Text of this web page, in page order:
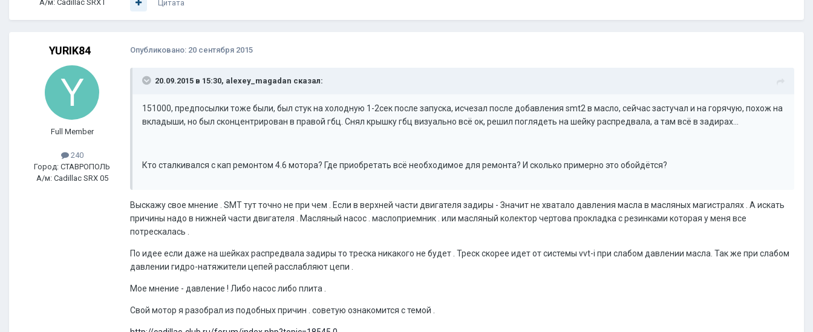
А/м: Cadillac SRX I
Цитата
YURIK84
Full Member
240
Город: СТАВРОПОЛЬ
А/м: Cadillac SRX 05
Опубликовано: 20 сентября 2015
20.09.2015 в 15:30, alexey_magadan сказал:
151000, предпосылки тоже были, был стук на холодную 1-2сек после запуска, исчезал после добавления smt2 в масло, сейчас застучал и на горячую, похож на
вкладыши, но был сконцентрирован в правой гбц. Снял крышку гбц визуально всё ок, решил поглядеть на шейку распредвала, а там всё в задирах...
Кто сталкивался с кап ремонтом 4.6 мотора? Где приобретать всё необходимое для ремонта? И сколько примерно это обойдётся?
Выскажу свое мнение . SMT тут точно не при чем . Если в верхней части двигателя задиры - Значит не хватало давления масла в масляных магистралях . А искать
причины надо в нижней части двигателя . Масляный насос . маслоприемник . или масляный колектор чертова прокладка с резинками которая у меня все
потрескалась .
По идее если даже на шейках распредвала задиры то треска никакого не будет . Треск скорее идет от системы vvt-i при слабом давлении масла. Так же при слабом
давлении гидро-натяжители цепей расслабляют цепи .
Мое мнение - давление ! Либо насос либо плита .
Свой мотор я разобрал из подобных причин . советую ознакомится с темой .